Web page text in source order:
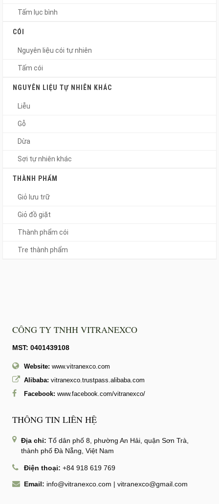
Tấm lục bình
CÓI
Nguyên liệu cói tự nhiên
Tấm cói
NGUYÊN LIỆU TỰ NHIÊN KHÁC
Liễu
Gỗ
Dừa
Sợi tự nhiên khác
THÀNH PHẨM
Giỏ lưu trữ
Giỏ đồ giặt
Thành phẩm cói
Tre thành phẩm
CÔNG TY TNHH VITRANEXCO
MST: 0401439108
Website: www.vitranexco.com
Alibaba: vitranexco.trustpass.alibaba.com
Facebook: www.facebook.com/vitranexco/
THÔNG TIN LIÊN HỆ
Địa chỉ: Tổ dân phố 8, phường An Hải, quận Sơn Trà,
thành phố Đà Nẵng, Việt Nam
Điện thoại: +84 918 619 769
Email: info@vitranexco.com | vitranexco@gmail.com